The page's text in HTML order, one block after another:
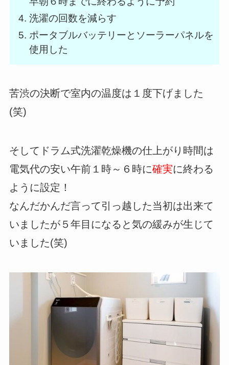
洗濯の回数を減らす
ポータブルバッテリーとソーラーパネルを
使用した
苦渋の決断で室内の温度は１度下げました
(笑)
そしてドラム式洗濯乾燥機の仕上がり時間は
電気代の安い午前１時～６時に確実に終わる
ように設定！
なんだかんだ言って引っ越した当初は出来て
いましたが５年目になると気の緩みが生じて
いました(笑)